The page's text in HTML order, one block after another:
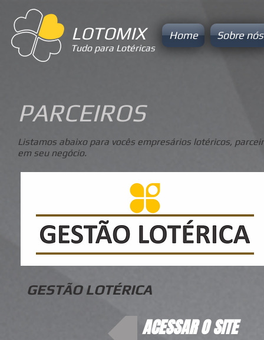
LOTOMIX
Tudo para Lotéricas
Home Sobre nós
PARCEIROS
Listamos abaixo para vocês empresários lotéricos,
em seu negócio.
GESTÃO LOTÉRICA
ACESSAR O SITE